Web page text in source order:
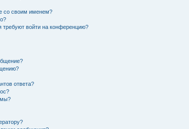
со своим именем?
требуют войти на конференцию?
ответа?